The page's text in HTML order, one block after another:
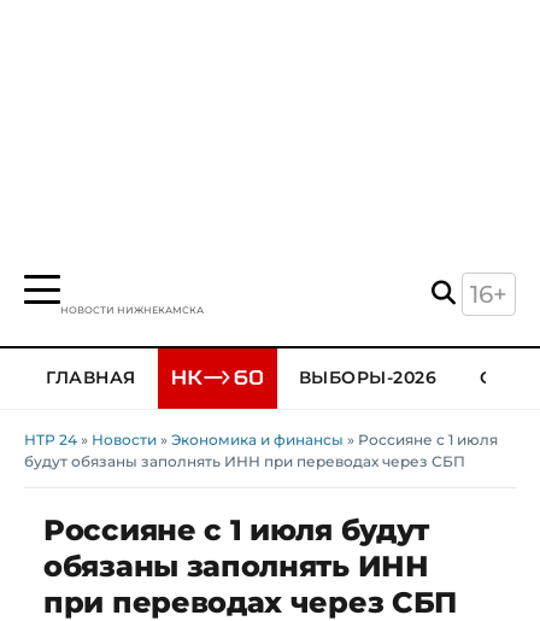
НОВОСТИ НИЖНЕКАМСКА
16+
ГЛАВНАЯ ВЫБОРЫ-2026
НТР 24 » Новости » Экономика и финансы » Россияне с 1 июля
будут обязаны заполнять ИНН при переводах через СБП
Россияне с 1 июля будут
обязаны заполнять ИНН
при переводах через СБП